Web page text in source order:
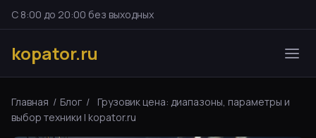
С 8:00 до 20:00 без выходных
kopator.ru
Главная / Блог /
Грузовик цена: диапазоны, параметры и
выбор техники | kopator.ru